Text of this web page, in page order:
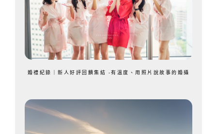
婚禮紀錄｜新人好評回饋集結 -有溫度、用照片說故事的婚攝